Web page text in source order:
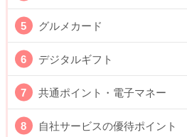
グルメカード
デジタルギフト
共通ポイント・電子マネー
自社サービスの優待ポイント